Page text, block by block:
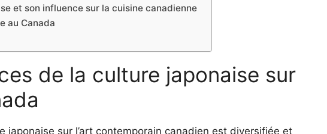
et son influence sur la cuisine canadienne
au Canada
de la culture japonaise sur
japonaise sur l’art contemporain canadien est diversifiée et